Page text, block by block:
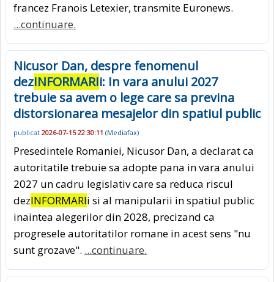
francez Franois Letexier, transmite Euronews.
...continuare.
Nicusor Dan, despre fenomenul
dezINFORMARIi: In vara anului 2027
trebuie sa avem o lege care sa previna
distorsionarea mesajelor din spatiul public
publicat 2026-07-15 22:30:11 (Mediafax)
Presedintele Romaniei, Nicusor Dan, a declarat ca
autoritatile trebuie sa adopte pana in vara anului
2027 un cadru legislativ care sa reduca riscul
dezINFORMARIi si al manipularii in spatiul public
inaintea alegerilor din 2028, precizand ca
progresele autoritatilor romane in acest sens "nu
sunt grozave". ...continuare.